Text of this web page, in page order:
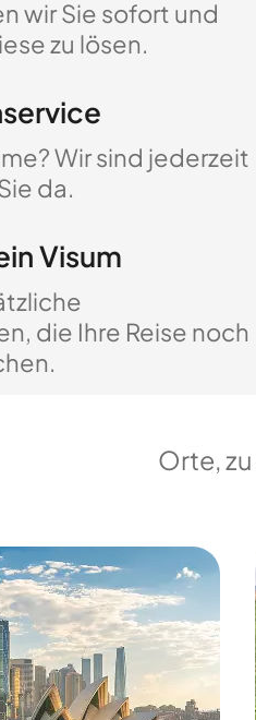
wir Sie sofort und
zu lösen.
Wir sind jederzeit
da.
Visum
die Ihre Reise noch
Orte,